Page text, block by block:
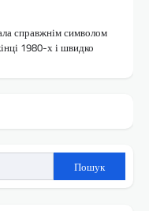
справжнім символом
1980-х і швидко
Пошук